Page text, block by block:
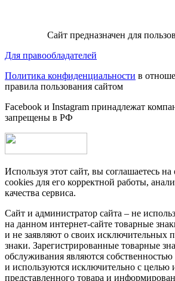
Сайт предназначен для
Для правообладателей
Политика конфиденциальности в
правила пользования сайтом
Facebook и Instagram принадлежат
запрещены в РФ
Используя этот сайт, вы соглашаетесь
cookies для его корректной работы,
качества сервиса.
Сайт и администратор сайта – не
на данном интернет-сайте товарные
и не заявляют о своих исключительных
знаки. Зарегистрированные товарные
обслуживания являются собственностью
и используются исключительно с целью
представленного товара и